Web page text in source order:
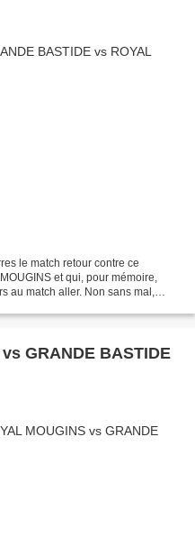
le match retour contre ce
et qui, pour mémoire,
au match aller. Non sans mal,
GRANDE BASTIDE